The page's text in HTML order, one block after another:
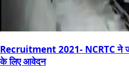
Recruitment 2021- NCRTC ने
के लिए आवेदन